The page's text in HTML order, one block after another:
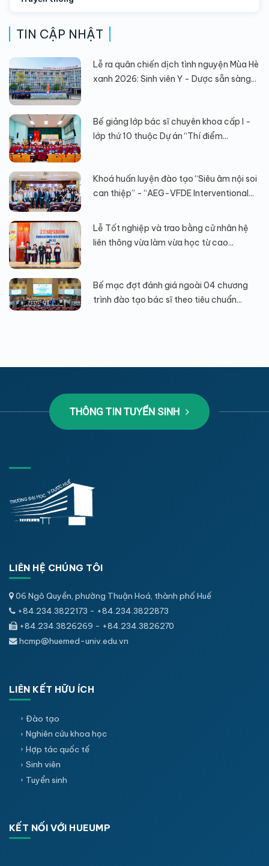
TIN CẬP NHẬT
Lễ ra quân chiến dịch tình nguyện Mùa Hè
xanh 2026: Sinh viên Y - Dược sẵn sàng...
Bế giảng lớp bác sĩ chuyên khoa cấp I -
lớp thứ 10 thuộc Dự án “Thí điểm...
Khoá huấn luyện đào tạo “Siêu âm nội soi
can thiệp” - “AEG-VFDE Interventional...
Lễ Tốt nghiệp và trao bằng cử nhân hệ
liên thông vừa làm vừa học từ cao...
Bế mạc đợt đánh giá ngoài 04 chương
trình đào tạo bác sĩ theo tiêu chuẩn...
THÔNG TIN TUYỂN SINH
LIÊN HỆ CHÚNG TÔI
06 Ngô Quyền, phường Thuận Hoá, thành phố Huế
+84.234.3822173 - +84.234.3822873
+84.234.3826269 - +84.234.3826270
hcmp@huemed-univ.edu.vn
LIÊN KẾT HỮU ÍCH
Đào tạo
Nghiên cứu khoa học
Hợp tác quốc tế
Sinh viên
Tuyển sinh
KẾT NỐI VỚI HUEUMP